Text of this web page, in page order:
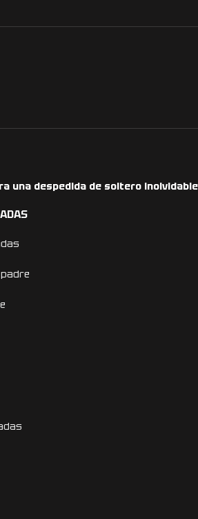
una despedida de soltero inolvidable